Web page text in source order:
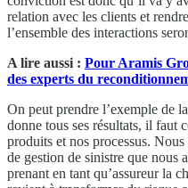
relation avec les clients et
l’ensemble des interactions
A lire aussi : Pour Aramis
des experts du
On peut prendre l’exemple de
donne tous ses résultats, il faut
produits et nos processus.
de gestion de sinistre que nous
prenant en tant qu’assureur la